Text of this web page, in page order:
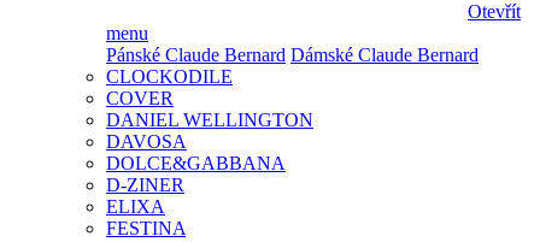
Otevřít
menu
Pánské Claude Bernard Dámské Claude Bernard
CLOCKODILE
COVER
DANIEL WELLINGTON
DAVOSA
DOLCE&GABBANA
D-ZINER
ELIXA
FESTINA